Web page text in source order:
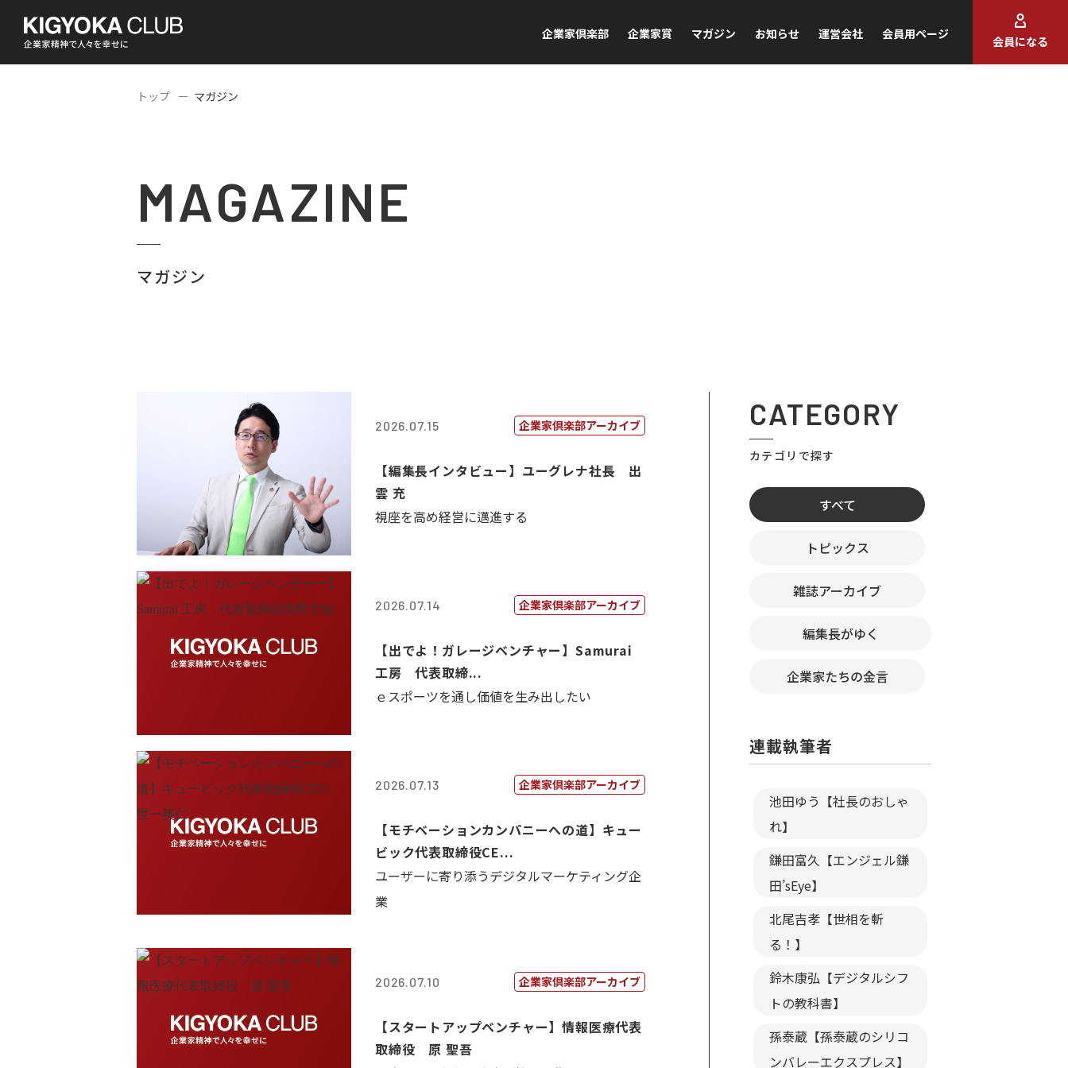
企業家倶楽部 企業家賞 マガジン お知らせ 運営会社 会員用ページ
会員になる
トップ マガジン
MAGAZINE
マガジン
2026.07.15 企業家倶楽部アーカイブ
【編集長インタビュー】ユーグレナ社長 出
雲 充
視座を高め経営に邁進する
2026.07.14 企業家倶楽部アーカイブ
【出でよ！ガレージベンチャー】Samurai
工房 代表取締...
ｅスポーツを通し価値を生み出したい
2026.07.13 企業家倶楽部アーカイブ
【モチベーションカンパニーへの道】キュー
ビック代表取締役CE...
ユーザーに寄り添うデジタルマーケティング企
業
2026.07.10 企業家倶楽部アーカイブ
【スタートアップベンチャー】情報医療代表
取締役 原 聖吾
CATEGORY
カテゴリで探す
すべて
トピックス
雑誌アーカイブ
編集長がゆく
企業家たちの金言
連載執筆者
池田ゆう【社長のおしゃ
れ】
鎌田富久【エンジェル鎌
田’sEye】
北尾吉孝【世相を斬
る！】
鈴木康弘【デジタルシフ
トの教科書】
孫泰蔵【孫泰蔵のシリコ
ンバレーエクスプレス】